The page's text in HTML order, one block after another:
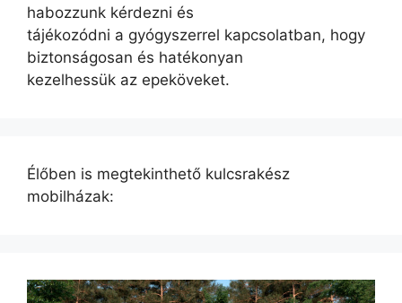
habozzunk kérdezni és
tájékozódni a gyógyszerrel kapcsolatban, hogy
biztonságosan és hatékonyan
kezelhessük az epeköveket.
Élőben is megtekinthető kulcsrakész
mobilházak: